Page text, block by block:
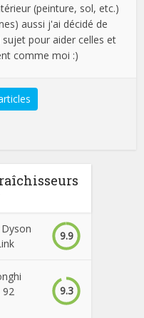
(peinture, sol, etc.)
aussi j'ai décidé de
pour aider celles et
comme moi :)
9.9
92
9.3